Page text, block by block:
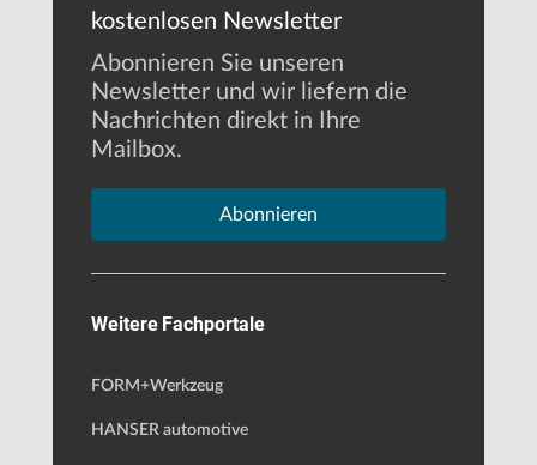
kostenlosen Newsletter
Abonnieren Sie unseren
Newsletter und wir liefern die
Nachrichten direkt in Ihre
Mailbox.
Abonnieren
Weitere Fachportale
FORM+Werkzeug
HANSER automotive